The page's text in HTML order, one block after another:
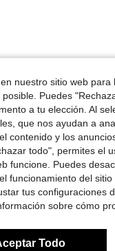
nuestro sitio web
Puedes
a tu elección. Al
que nos ayudan a
contenido y los
todo", permites el
funcione. Puedes
funcionamiento del
tus configuraciones
sobre cómo
Todo